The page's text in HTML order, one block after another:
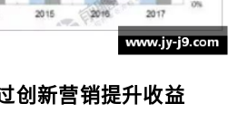
创新营销提升收益